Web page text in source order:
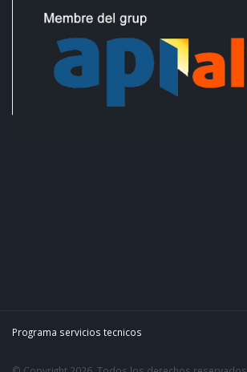
Programa servicios tecnicos